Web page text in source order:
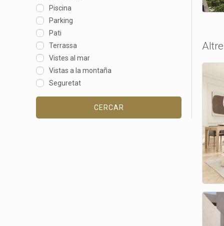
Piscina
Parking
Pati
Terrassa
Vistes al mar
Vistas a la montaña
Seguretat
CERCAR